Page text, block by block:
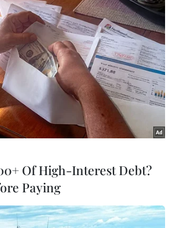
Of High-Interest Debt?
Paying